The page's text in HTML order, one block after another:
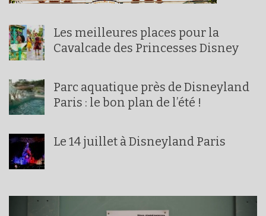
Les meilleures places pour la
Cavalcade des Princesses Disney
Parc aquatique près de Disneyland
Paris : le bon plan de l’été !
Le 14 juillet à Disneyland Paris